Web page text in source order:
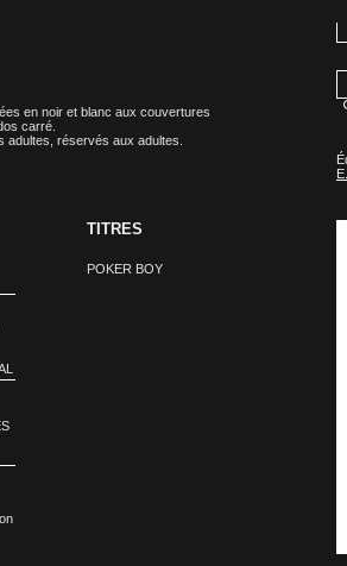
en noir et blanc aux couvertures
carré.
adultes, réservés aux adultes.
TITRES
POKER BOY